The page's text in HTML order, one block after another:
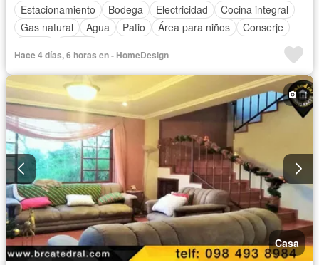
Estacionamiento
Bodega Electricidad
Cocina integral
Gas natural
Agua Patio Área para niños
Conserje
Hace 4 días, 6 horas en - HomeDesign
Casa